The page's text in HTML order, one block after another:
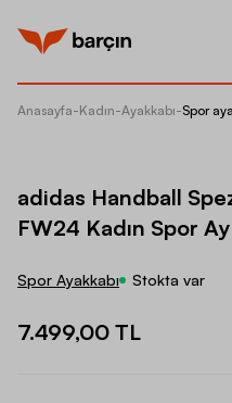
Anasayfa-Kadın-Ayakkabı-Spor
adidas Handball
FW24 Kadın Spor
Spor Ayakkabı Stokta var
7.499,00 TL